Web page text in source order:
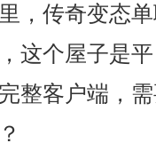
，传奇变态
这个屋子是
整客户端，